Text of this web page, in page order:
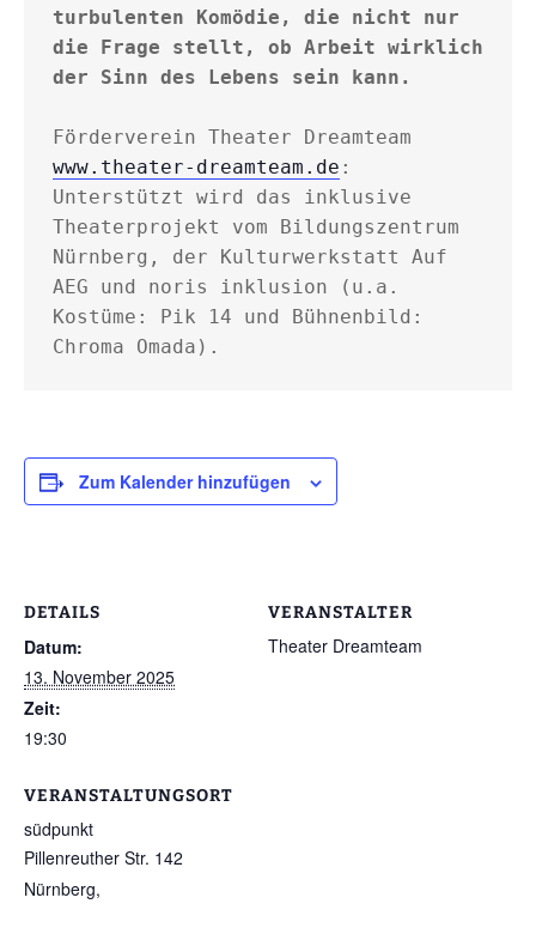
turbulenten Komödie, die nicht nur
die Frage stellt, ob Arbeit wirklich
www.theater-dreamteam.de :
Unterstützt wird das inklusive
Theaterprojekt vom Bildungszentrum
Nürnberg, der Kulturwerkstatt Auf
AEG und noris inklusion (u.a.
Kostüme: Pik 14 und Bühnenbild:
Chroma Omada).
Zum Kalender hinzufügen
DETAILS
Datum:
13. November 2025
Zeit:
19:30
VERANSTALTUNGSORT
südpunkt
Pillenreuther Str. 142
Nürnberg,
VERANSTALTER
Theater Dreamteam